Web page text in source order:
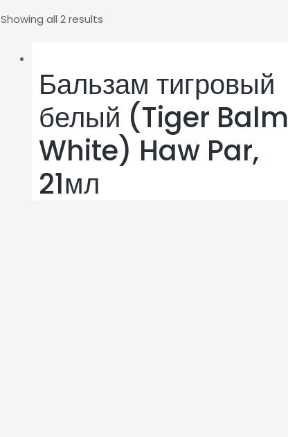
Showing all 2 results
Бальзам тигровый
белый (Tiger Balm
White) Haw Par,
21мл